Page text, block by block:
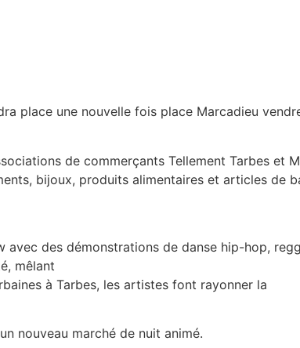
place une nouvelle fois place Marcadieu
de commerçants Tellement Tarbes et
bijoux, produits alimentaires et articles de
avec des démonstrations de danse hip-hop,
mêlant
à Tarbes, les artistes font rayonner la
nouveau marché de nuit animé.